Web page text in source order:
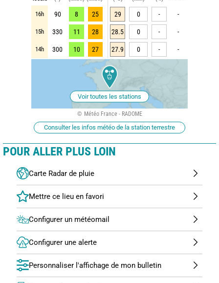
16h 90 8 25 29 0 - -
15h 330 11 28 28.5 0 - -
14h 300 10 27 27.9 0 - -
Voir toutes les stations
Météo France - RADOME
Consulter les infos météo de la station terrestre
POUR ALLER PLUS LOIN
Carte Radar de pluie
Configurer un météomail
Configurer une alerte
Personnaliser l'affichage de mon bulletin